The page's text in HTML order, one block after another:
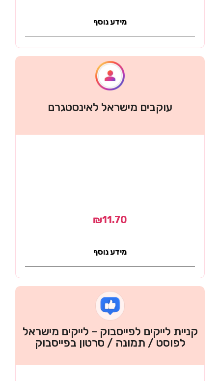
מידע נוסף
עוקבים מישראל לאינסטגרם
₪11.70
מידע נוסף
קניית לייקים לפייסבוק – לייקים מישראל
לפוסט / תמונה / סרטון בפייסבוק